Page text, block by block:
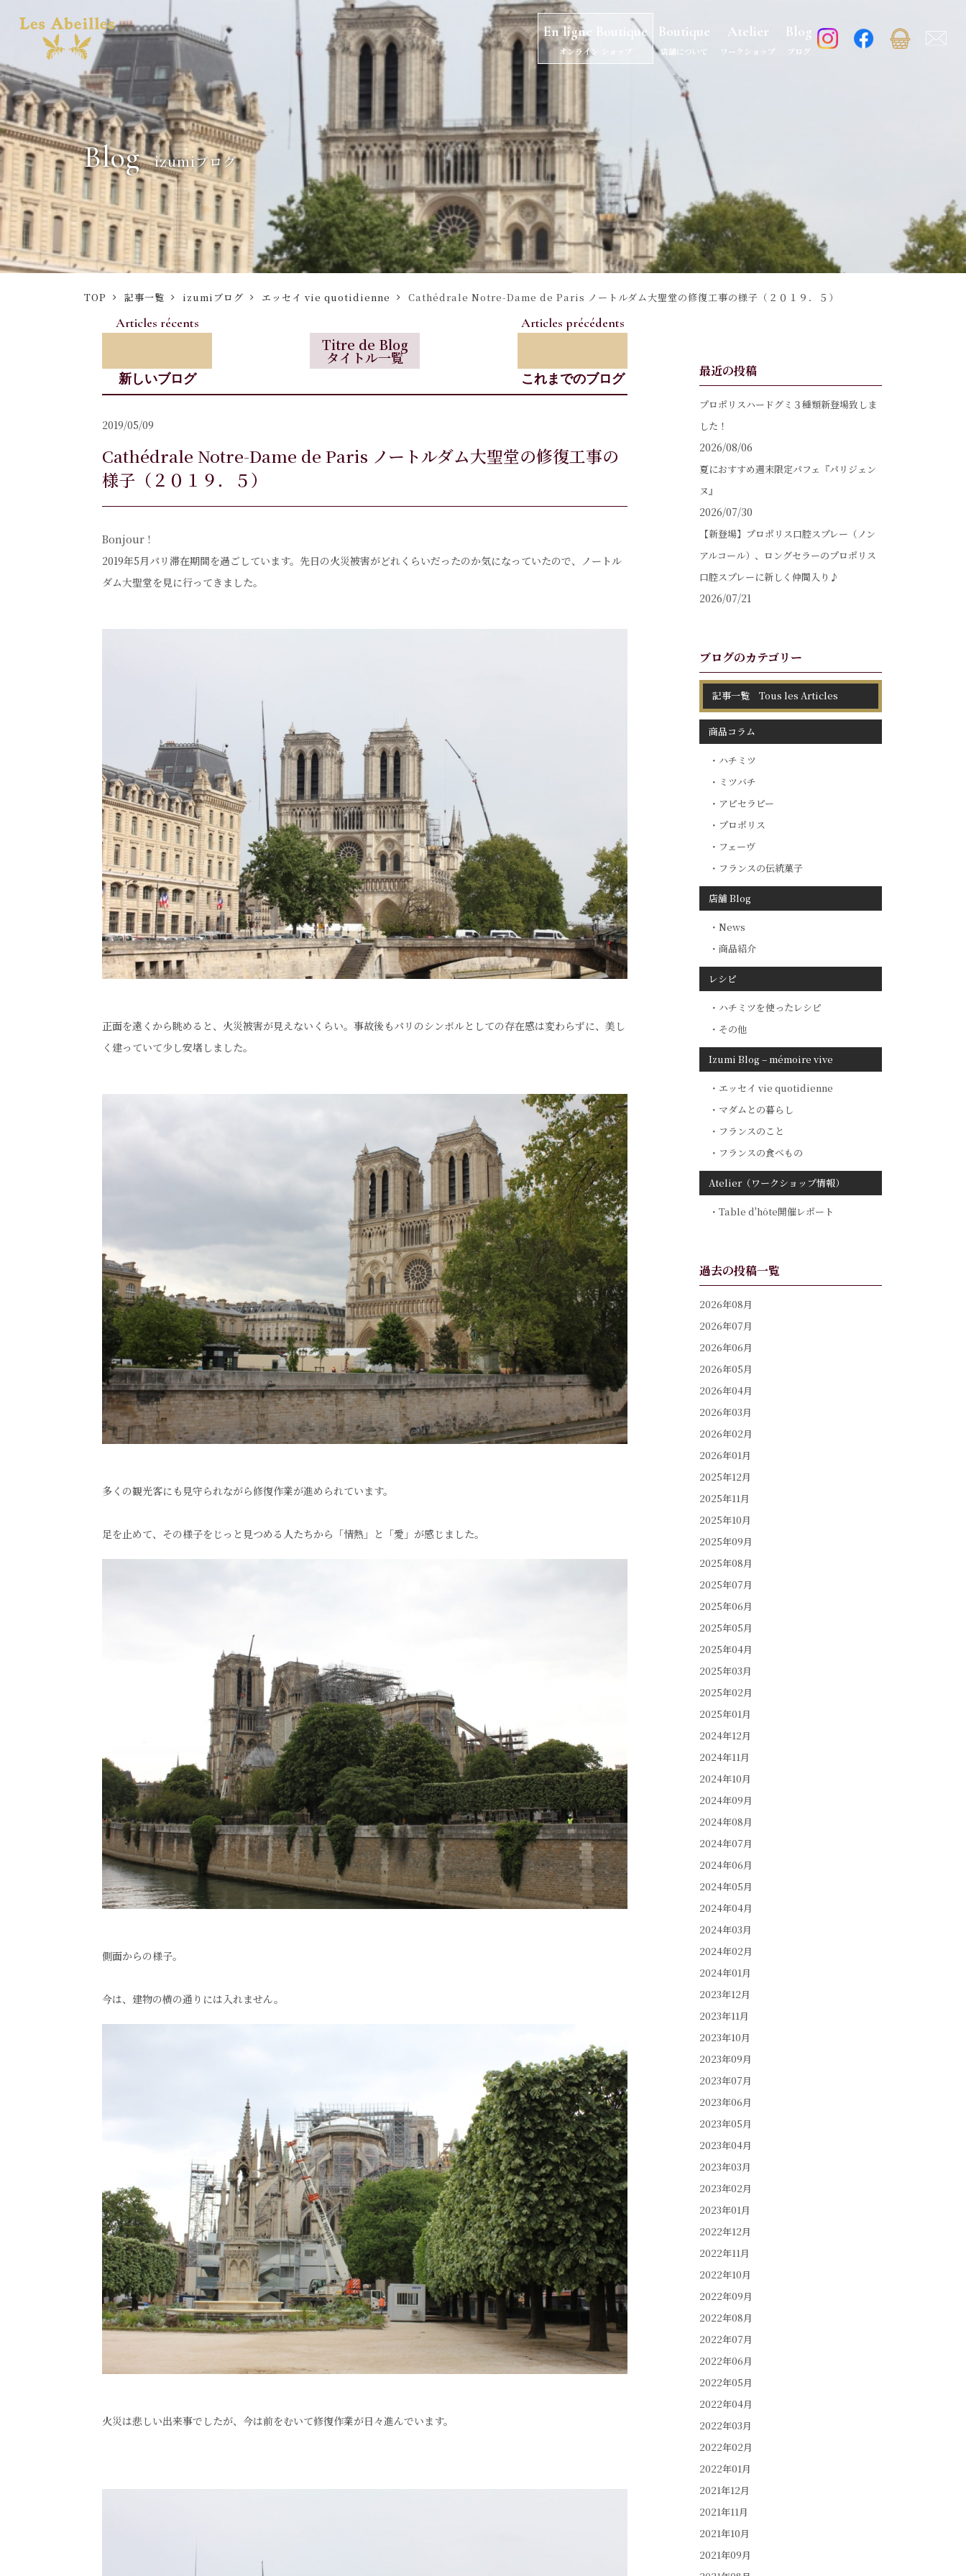
En ligne Boutique
オンライン ショップ
Boutique
店舗について
Atelier
ワークショップ
Blog
ブログ
Blog izumiブログ
TOP 記事一覧 izumiブログ エッセイ vie quotidienne Cathédrale Notre-Dame de Paris ノートルダム大聖堂の修復工事の様子（２０１９．５）
Articles récents
新しいブログ
Titre de Blog
タイトル一覧
Articles précédents
これまでのブログ
2019/05/09
Cathédrale Notre-Dame de Paris ノートルダム大聖堂の修復工事の
様子（２０１９．５）
Bonjour !
2019年5月パリ滞在期間を過ごしています。先日の火災被害がどれくらいだったのか気になっていたので、ノートル
ダム大聖堂を見に行ってきました。
正面を遠くから眺めると、火災被害が見えないくらい。事故後もパリのシンボルとしての存在感は変わらずに、美し
く建っていて少し安堵しました。
多くの観光客にも見守られながら修復作業が進められています。
足を止めて、その様子をじっと見つめる人たちから「情熱」と「愛」が感じました。
側面からの様子。
今は、建物の横の通りには入れません。
火災は悲しい出来事でしたが、今は前をむいて修復作業が日々進んでいます。
最近の投稿
プロポリスハードグミ３種類新登場致しま
した！
2026/08/06
夏におすすめ週末限定パフェ『パリジェン
ヌ』
2026/07/30
【新登場】プロポリス口腔スプレー（ノン
アルコール）、ロングセラーのプロポリス
口腔スプレーに新しく仲間入り♪
2026/07/21
ブログのカテゴリー
記事一覧 Tous les Articles
商品コラム
ハチミツ
ミツバチ
アピセラピー
プロポリス
フェーヴ
フランスの伝統菓子
店舗 Blog
News
商品紹介
レシピ
ハチミツを使ったレシピ
その他
Izumi Blog – mémoire vive
エッセイ vie quotidienne
マダムとの暮らし
フランスのこと
フランスの食べもの
Atelier（ワークショップ情報）
Table d'hôte開催レポート
過去の投稿一覧
2026年08月
2026年07月
2026年06月
2026年05月
2026年04月
2026年03月
2026年02月
2026年01月
2025年12月
2025年11月
2025年10月
2025年09月
2025年08月
2025年07月
2025年06月
2025年05月
2025年04月
2025年03月
2025年02月
2025年01月
2024年12月
2024年11月
2024年10月
2024年09月
2024年08月
2024年07月
2024年06月
2024年05月
2024年04月
2024年03月
2024年02月
2024年01月
2023年12月
2023年11月
2023年10月
2023年09月
2023年07月
2023年06月
2023年05月
2023年04月
2023年03月
2023年02月
2023年01月
2022年12月
2022年11月
2022年10月
2022年09月
2022年08月
2022年07月
2022年06月
2022年05月
2022年04月
2022年03月
2022年02月
2022年01月
2021年12月
2021年11月
2021年10月
2021年09月